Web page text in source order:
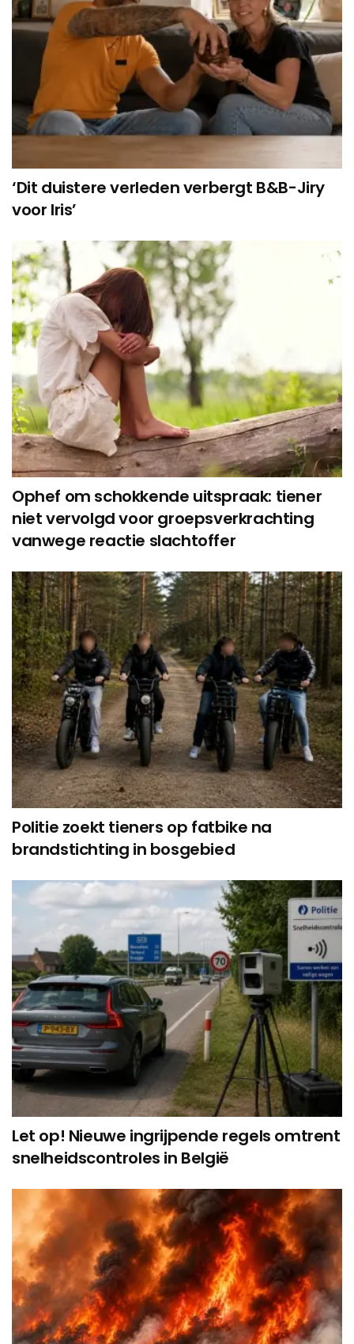
‘Dit duistere verleden verbergt B&B-Jiry
voor Iris’
Ophef om schokkende uitspraak: tiener
niet vervolgd voor groepsverkrachting
vanwege reactie slachtoffer
Politie zoekt tieners op fatbike na
brandstichting in bosgebied
Let op! Nieuwe ingrijpende regels omtrent
snelheidscontroles in België